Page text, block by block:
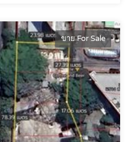
ขาย For Sale